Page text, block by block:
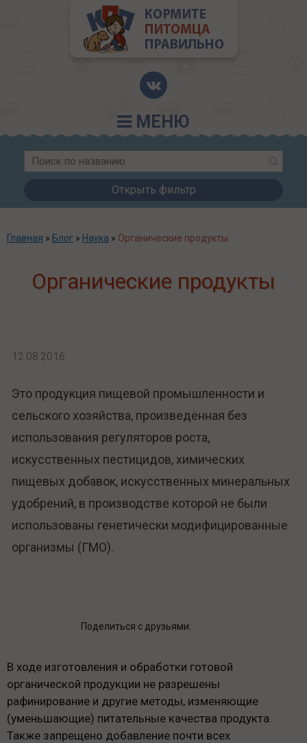
МЕНЮ
Открыть фильтр
Главная » Блог » Наука » Органические продукты
Органические продукты
12.08.2016
Это продукция пищевой промышленности и
сельского хозяйства, произведённая без
использования регуляторов роста,
искусственных пестицидов, химических
пищевых добавок, искусственных минеральных
удобрений, в производстве которой не были
использованы генетически модифицированные
организмы (ГМО).
Поделиться с друзьями:
В ходе изготовления и обработки готовой
органической продукции не разрешены
рафинирование и другие методы, изменяющие
(уменьшающие) питательные качества продукта.
Также запрещено добавление почти всех